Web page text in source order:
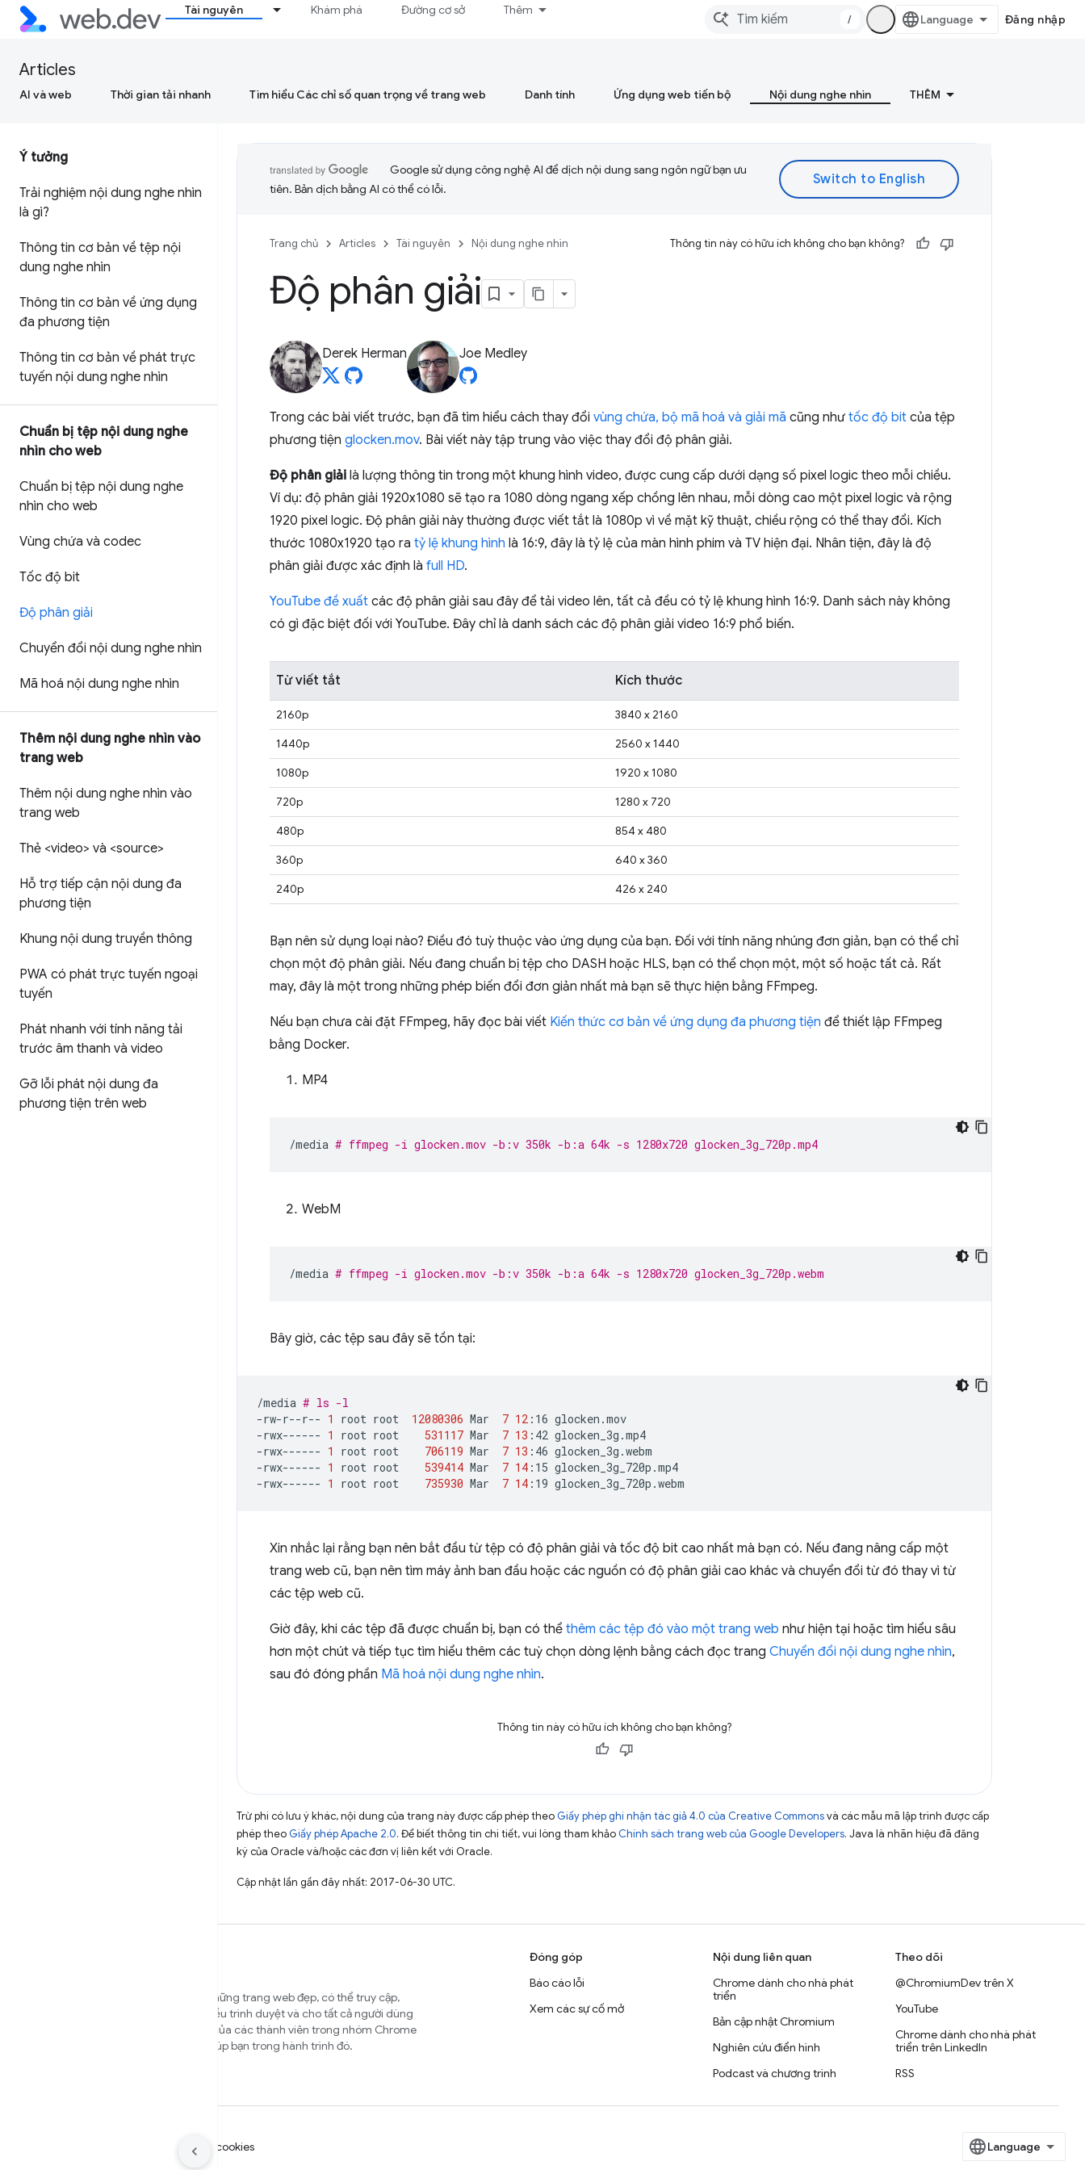
Tài nguyên Khám phá Đường cơ sở Thêm
/ Đăng nhập
Articles
AI và web Thời gian tải nhanh Tìm hiểu Các chỉ số quan trọng về trang web Danh tính Ứng dụng web tiến bộ Nội dung nghe nhìn THÊM
Ý tưởng
Trải nghiệm nội dung nghe nhìn
là gì?
Thông tin cơ bản về tệp nội
dung nghe nhìn
Thông tin cơ bản về ứng dụng
đa phương tiện
Thông tin cơ bản về phát trực
tuyến nội dung nghe nhìn
Chuẩn bị tệp nội dung nghe
nhìn cho web
Chuẩn bị tệp nội dung nghe
nhìn cho web
Vùng chứa và codec
Tốc độ bit
Độ phân giải
Chuyển đổi nội dung nghe nhìn
Mã hoá nội dung nghe nhìn
Thêm nội dung nghe nhìn vào
trang web
Thêm nội dung nghe nhìn vào
trang web
Thẻ <video> và <source>
Hỗ trợ tiếp cận nội dung đa
phương tiện
Khung nội dung truyền thông
PWA có phát trực tuyến ngoại
tuyến
Phát nhanh với tính năng tải
trước âm thanh và video
Gỡ lỗi phát nội dung đa
phương tiện trên web
Google sử dụng công nghệ AI để dịch nội dung sang ngôn ngữ bạn ưu
tiên. Bản dịch bằng AI có thể có lỗi.
Trang chủ Articles Tài nguyên Nội dung nghe nhìn Thông tin này có hữu ích không cho bạn không?
Độ phân giải
Derek Herman Joe Medley
Trong các bài viết trước, bạn đã tìm hiểu cách thay đổi vùng chứa, bộ mã hoá và giải mã cũng như tốc độ bit của tệp
phương tiện glocken.mov. Bài viết này tập trung vào việc thay đổi độ phân giải.
Độ phân giải là lượng thông tin trong một khung hình video, được cung cấp dưới dạng số pixel logic theo mỗi chiều.
Ví dụ: độ phân giải 1920x1080 sẽ tạo ra 1080 dòng ngang xếp chồng lên nhau, mỗi dòng cao một pixel logic và rộng
1920 pixel logic. Độ phân giải này thường được viết tắt là 1080p vì về mặt kỹ thuật, chiều rộng có thể thay đổi. Kích
thước 1080x1920 tạo ra tỷ lệ khung hình là 16:9, đây là tỷ lệ của màn hình phim và TV hiện đại. Nhân tiện, đây là độ
phân giải được xác định là full HD.
YouTube đề xuất các độ phân giải sau đây để tải video lên, tất cả đều có tỷ lệ khung hình 16:9. Danh sách này không
có gì đặc biệt đối với YouTube. Đây chỉ là danh sách các độ phân giải video 16:9 phổ biến.
Từ viết tắt Kích thước
2160p
3840 x 2160
1440p
2560 x 1440
1080p
1920 x 1080
720p
1280 x 720
480p
854 x 480
360p
640 x 360
240p
426 x 240
Bạn nên sử dụng loại nào? Điều đó tuỳ thuộc vào ứng dụng của bạn. Đối với tính năng nhúng đơn giản, bạn có thể chỉ
chọn một độ phân giải. Nếu đang chuẩn bị tệp cho DASH hoặc HLS, bạn có thể chọn một, một số hoặc tất cả. Rất
may, đây là một trong những phép biến đổi đơn giản nhất mà bạn sẽ thực hiện bằng FFmpeg.
Nếu bạn chưa cài đặt FFmpeg, hãy đọc bài viết Kiến thức cơ bản về ứng dụng đa phương tiện để thiết lập FFmpeg
bằng Docker.
MP4
/media # ffmpeg -i glocken.mov -b:v 350k -b:a 64k -s 1280x720 glocken_3g_720p.mp4
WebM
/media # ffmpeg -i glocken.mov -b:v 350k -b:a 64k -s 1280x720 glocken_3g_720p.webm
Bây giờ, các tệp sau đây sẽ tồn tại:
/media # ls -l
-rw-r--r-- 1 root root 12080306 Mar 7 12 :16 glocken.mov
-rwx------ 1 root root 531117 Mar 7 13 :42 glocken_3g.mp4
-rwx------ 1 root root 706119 Mar 7 13 :46 glocken_3g.webm
-rwx------ 1 root root 539414 Mar 7 14 :15 glocken_3g_720p.mp4
-rwx------ 1 root root 735930 Mar 7 14 :19
Xin nhắc lại rằng bạn nên bắt đầu từ tệp có độ phân giải và tốc độ bit cao nhất mà bạn có. Nếu đang nâng cấp một
trang web cũ, bạn nên tìm máy ảnh ban đầu hoặc các nguồn có độ phân giải cao khác và chuyển đổi từ đó thay vì từ
các tệp web cũ.
Giờ đây, khi các tệp đã được chuẩn bị, bạn có thể thêm các tệp đó vào một trang web như hiện tại hoặc tìm hiểu sâu
hơn một chút và tiếp tục tìm hiểu thêm các tuỳ chọn dòng lệnh bằng cách đọc trang Chuyển đổi nội dung nghe nhìn,
sau đó đóng phần Mã hoá nội dung nghe nhìn.
Thông tin này có hữu ích không cho bạn không?
Trừ phi có lưu ý khác, nội dung của trang này được cấp phép theo Giấy phép ghi nhận tác giả 4.0 của Creative Commonsvà các mẫu mã lập trình được cấp
phép theo Giấy phép Apache 2.0. Để biết thông tin chi tiết, vui lòng tham khảo Chính sách trang web của Google Developers. Java là nhãn hiệu đã đăng
ký của Oracle và/hoặc các đơn vị liên kết với Oracle.
Cập nhật lần gần đây nhất: 2017-06-30 UTC.
Chúng tôi muốn giúp bạn xây dựng những trang web đẹp, có thể truy cập,
nhanh và bảo mật, hoạt động trên nhiều trình duyệt và cho tất cả người dùng
của bạn. Trang web này là trang chủ của các thành viên trong nhóm Chrome
và các chuyên gia bên ngoài nhằm giúp bạn trong hành trình đó.
Đóng góp
Báo cáo lỗi
Xem các sự cố mở
Nội dung liên quan
Chrome dành cho nhà phát
triển
Bản cập nhật Chromium
Nghiên cứu điển hình
Podcast và chương trình
Theo dõi
@ChromiumDev trên X
YouTube
Chrome dành cho nhà phát
triển trên LinkedIn
RSS
Manage cookies